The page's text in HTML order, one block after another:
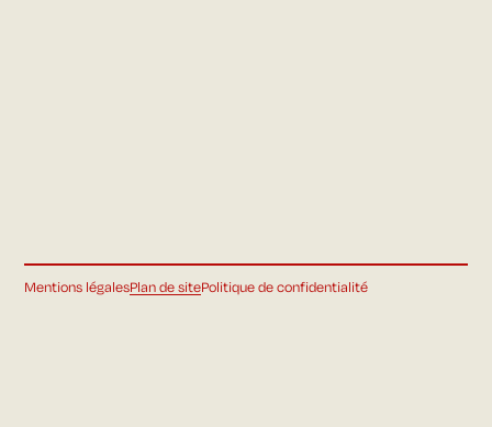
Mentions légalesPlan de sitePolitique de confidentialité